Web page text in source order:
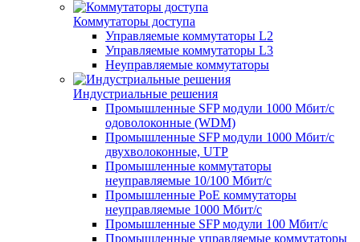
Коммутаторы доступа
Управляемые коммутаторы L2
Управляемые коммутаторы L3
Неуправляемые коммутаторы
Индустриальные решения
Промышленные SFP модули 1000 Мбит/c
одоволоконные (WDM)
Промышленные SFP модули 1000 Мбит/c
двухволоконные, UTP
Промышленные коммутаторы
неуправляемые 10/100 Мбит/с
Промышленные PoE коммутаторы
неуправляемые 1000 Мбит/с
Промышленные SFP модули 100 Мбит/c
Промышленные управляемые коммутаторы